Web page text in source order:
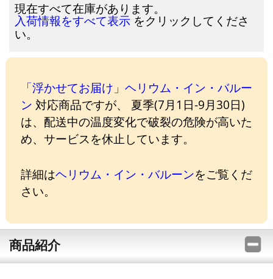
現在すべて在庫があります。
入荷情報をすべて表示 をクリックしてくださ
い。
「浮かせてお届け」ヘリウム・イン・バルー
ン 対応商品ですが、 夏季(7月1日-9月30日)
は、配送中の温度変化で破裂の危険が高いた
め、サービスを休止しています。
詳細はヘリウム・イン・バルーンをご覧くだ
さい。
商品紹介